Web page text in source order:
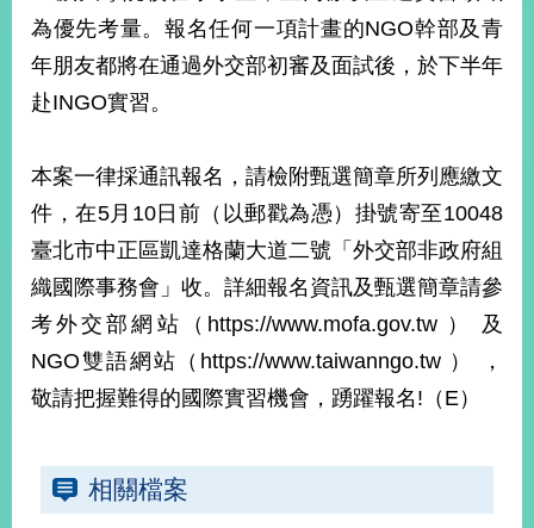
國
家
與
地
國
際
播
政
府
資
訊
公
民
為優先考量。報名任何一項計畫的NGO幹部及青
年朋友都將在通過外交部初審及面試後，於下半年
赴INGO實習。
本案一律採通訊報名，請檢附甄選簡章所列應繳文
件，在5月10日前（以郵戳為憑）掛號寄至10048
臺北市中正區凱達格蘭大道二號「外交部非政府組
織國際事務會」收。詳細報名資訊及甄選簡章請參
考外交部網站（https://www.mofa.gov.tw ） 及
NGO雙語網站（https://www.taiwanngo.tw ） ，
敬請把握難得的國際實習機會，踴躍報名!（E）
相關檔案